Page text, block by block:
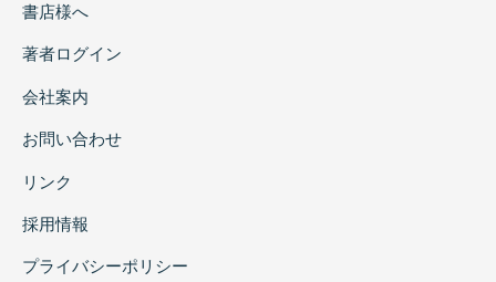
書店様へ
著者ログイン
会社案内
お問い合わせ
リンク
採用情報
プライバシーポリシー